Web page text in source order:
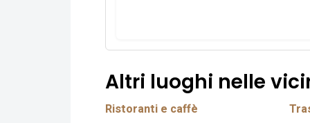
Altri luoghi nelle
Ristoranti e caffè